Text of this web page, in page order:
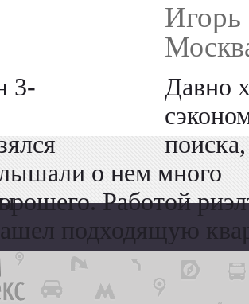
3-
Игорь
Давно
о нем много
Работой
подходящую